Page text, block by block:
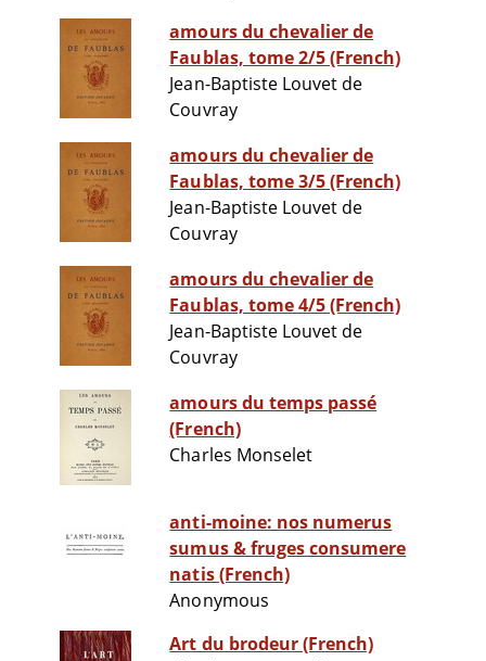
amours du chevalier de
Faublas, tome 2/5 (French)
Jean-Baptiste Louvet de
Couvray
amours du chevalier de
Faublas, tome 3/5 (French)
Jean-Baptiste Louvet de
Couvray
amours du chevalier de
Faublas, tome 4/5 (French)
Jean-Baptiste Louvet de
Couvray
amours du temps passé
(French)
Charles Monselet
anti-moine: nos numerus
sumus & fruges consumere
natis (French)
Anonymous
Art du brodeur (French)